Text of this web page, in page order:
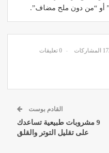
أو “من دون ملح مضاف”.
0 تعليقات
القادم بوست
9 مشروبات طبيعية تساعدك
على تقليل التوتر والقلق